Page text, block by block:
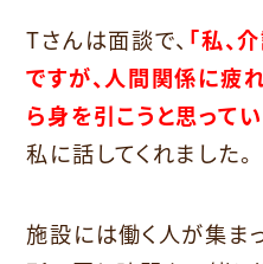
Tさんは面談で、 「私、
ですが、人間関係に疲
ら身を引こうと思ってい
私に話してくれました。
施設には働く人が集ま